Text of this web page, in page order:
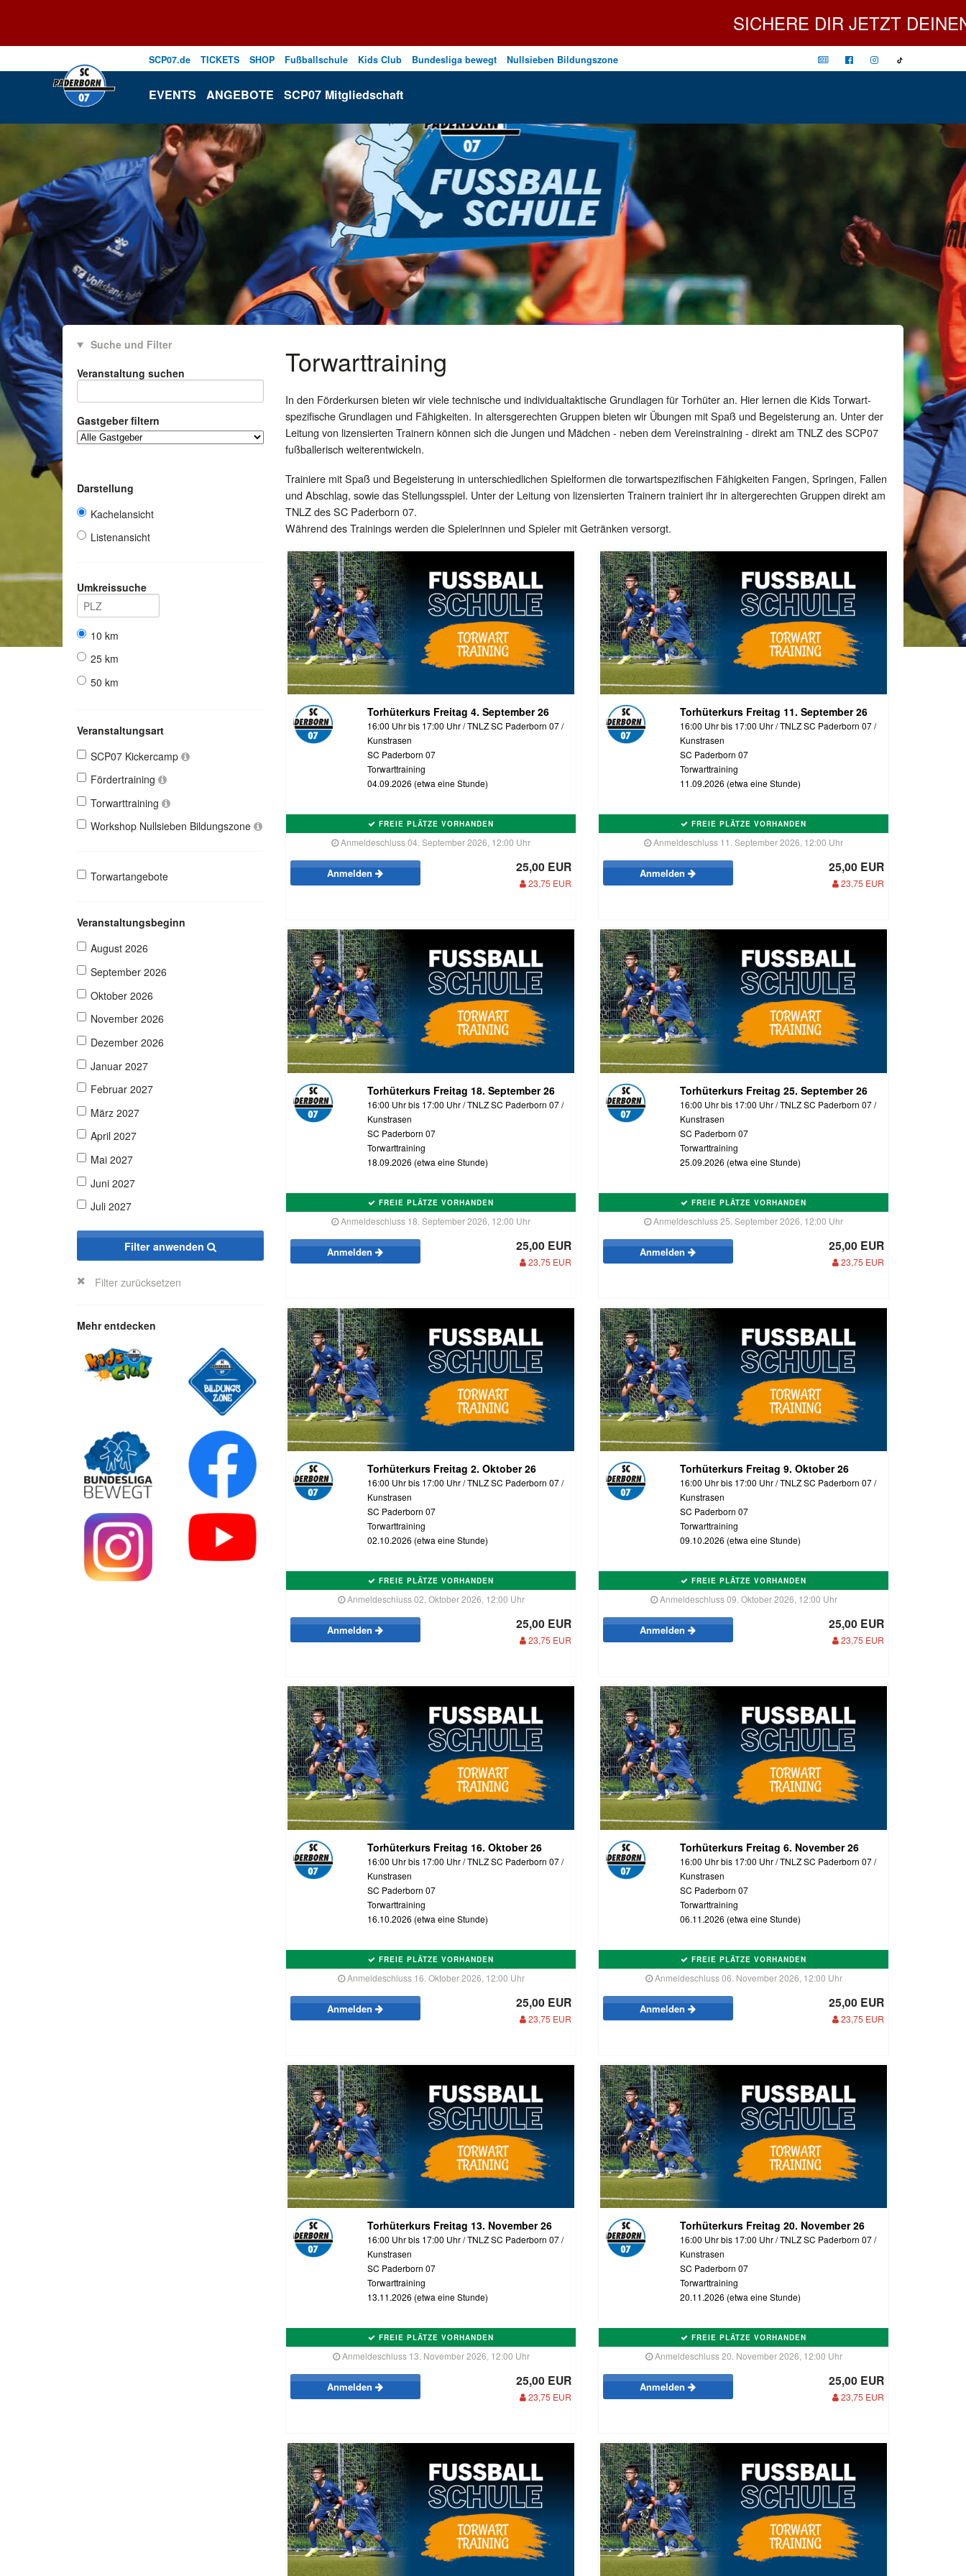
SCP07.de TICKETS SHOP Fußballschule Kids Club Bundesliga bewegt Nullsieben Bildungszone
EVENTS ANGEBOTE SCP07 Mitgliedschaft
Suche und Filter
Veranstaltung suchen
Gastgeber filtern
Darstellung
Kachelansicht
Listenansicht
Umkreissuche
10 km
25 km
50 km
Veranstaltungsart
SCP07 Kickercamp
Fördertraining
Torwarttraining
Workshop Nullsieben Bildungszone
Torwartangebote
Veranstaltungsbeginn
August 2026
September 2026
Oktober 2026
November 2026
Dezember 2026
Januar 2027
Februar 2027
März 2027
April 2027
Mai 2027
Juni 2027
Juli 2027
Filter anwenden
Filter zurücksetzen
Mehr entdecken
Torwarttraining
In den Förderkursen bieten wir viele technische und individualtaktische Grundlagen für Torhüter an. Hier lernen die Kids Torwart-
spezifische Grundlagen und Fähigkeiten. In altersgerechten Gruppen bieten wir Übungen mit Spaß und Begeisterung an. Unter der
Leitung von lizensierten Trainern können sich die Jungen und Mädchen - neben dem Vereinstraining - direkt am TNLZ des SCP07
fußballerisch weiterentwickeln.
Trainiere mit Spaß und Begeisterung in unterschiedlichen Spielformen die torwartspezifischen Fähigkeiten Fangen, Springen, Fallen
und Abschlag, sowie das Stellungsspiel. Unter der Leitung von lizensierten Trainern trainiert ihr in altergerechten Gruppen direkt am
TNLZ des SC Paderborn 07.
Während des Trainings werden die Spielerinnen und Spieler mit Getränken versorgt.
Torhüterkurs Freitag 4. September 26
16:00 Uhr bis 17:00 Uhr / TNLZ SC Paderborn 07 /
Kunstrasen
SC Paderborn 07
Torwarttraining
04.09.2026 (etwa eine Stunde)
FREIE PLÄTZE VORHANDEN
Anmeldeschluss 04. September 2026, 12:00 Uhr
Anmelden 25,00 EUR
23,75 EUR
Torhüterkurs Freitag 11. September 26
16:00 Uhr bis 17:00 Uhr / TNLZ SC Paderborn 07 /
Kunstrasen
SC Paderborn 07
Torwarttraining
11.09.2026 (etwa eine Stunde)
FREIE PLÄTZE VORHANDEN
Anmeldeschluss 11. September 2026, 12:00 Uhr
Anmelden 25,00 EUR
23,75 EUR
Torhüterkurs Freitag 18. September 26
16:00 Uhr bis 17:00 Uhr / TNLZ SC Paderborn 07 /
Kunstrasen
SC Paderborn 07
Torwarttraining
18.09.2026 (etwa eine Stunde)
FREIE PLÄTZE VORHANDEN
Anmeldeschluss 18. September 2026, 12:00 Uhr
Anmelden 25,00 EUR
23,75 EUR
Torhüterkurs Freitag 25. September 26
16:00 Uhr bis 17:00 Uhr / TNLZ SC Paderborn 07 /
Kunstrasen
SC Paderborn 07
Torwarttraining
25.09.2026 (etwa eine Stunde)
FREIE PLÄTZE VORHANDEN
Anmeldeschluss 25. September 2026, 12:00 Uhr
Anmelden 25,00 EUR
23,75 EUR
Torhüterkurs Freitag 2. Oktober 26
16:00 Uhr bis 17:00 Uhr / TNLZ SC Paderborn 07 /
Kunstrasen
SC Paderborn 07
Torwarttraining
02.10.2026 (etwa eine Stunde)
FREIE PLÄTZE VORHANDEN
Anmeldeschluss 02. Oktober 2026, 12:00 Uhr
Anmelden 25,00 EUR
23,75 EUR
Torhüterkurs Freitag 9. Oktober 26
16:00 Uhr bis 17:00 Uhr / TNLZ SC Paderborn 07 /
Kunstrasen
SC Paderborn 07
Torwarttraining
09.10.2026 (etwa eine Stunde)
FREIE PLÄTZE VORHANDEN
Anmeldeschluss 09. Oktober 2026, 12:00 Uhr
Anmelden 25,00 EUR
23,75 EUR
Torhüterkurs Freitag 16. Oktober 26
16:00 Uhr bis 17:00 Uhr / TNLZ SC Paderborn 07 /
Kunstrasen
SC Paderborn 07
Torwarttraining
16.10.2026 (etwa eine Stunde)
FREIE PLÄTZE VORHANDEN
Anmeldeschluss 16. Oktober 2026, 12:00 Uhr
Anmelden 25,00 EUR
23,75 EUR
Torhüterkurs Freitag 6. November 26
16:00 Uhr bis 17:00 Uhr / TNLZ SC Paderborn 07 /
Kunstrasen
SC Paderborn 07
Torwarttraining
06.11.2026 (etwa eine Stunde)
FREIE PLÄTZE VORHANDEN
Anmeldeschluss 06. November 2026, 12:00 Uhr
Anmelden 25,00 EUR
23,75 EUR
Torhüterkurs Freitag 13. November 26
16:00 Uhr bis 17:00 Uhr / TNLZ SC Paderborn 07 /
Kunstrasen
SC Paderborn 07
Torwarttraining
13.11.2026 (etwa eine Stunde)
FREIE PLÄTZE VORHANDEN
Anmeldeschluss 13. November 2026, 12:00 Uhr
Anmelden 25,00 EUR
23,75 EUR
Torhüterkurs Freitag 20. November 26
16:00 Uhr bis 17:00 Uhr / TNLZ SC Paderborn 07 /
Kunstrasen
SC Paderborn 07
Torwarttraining
20.11.2026 (etwa eine Stunde)
FREIE PLÄTZE VORHANDEN
Anmeldeschluss 20. November 2026, 12:00 Uhr
Anmelden 25,00 EUR
23,75 EUR
SICHERE DIR JETZT DEINEN